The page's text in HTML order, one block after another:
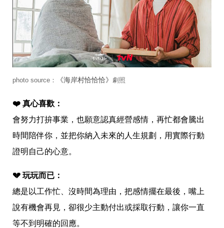
稿
聲
版
權
提
報
photo source： 《海岸村恰恰恰》 劇照
❤️ 真心喜歡：
會努力打拚事業，也願意認真經營感情，再忙都會騰出
時間陪伴你，並把你納入未來的人生規劃，用實際行動
證明自己的心意。
💔 玩玩而已：
總是以工作忙、沒時間為理由，把感情擺在最後，嘴上
說有機會再見，卻很少主動付出或採取行動，讓你一直
等不到明確的回應。